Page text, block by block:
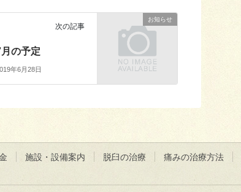
お知らせ
次の記事
の予定
年6月28日
施設・設備案内 脱臼の治療 痛みの治療方法